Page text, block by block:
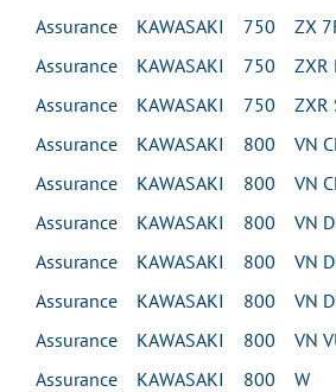
Assurance KAWASAKI 750 ZX
Assurance KAWASAKI 750 ZXR
Assurance KAWASAKI 750 ZXR
Assurance KAWASAKI 800 VN
Assurance KAWASAKI 800 VN
Assurance KAWASAKI 800 VN
Assurance KAWASAKI 800 VN
Assurance KAWASAKI 800 VN
Assurance KAWASAKI 800 VN
Assurance KAWASAKI 800 W